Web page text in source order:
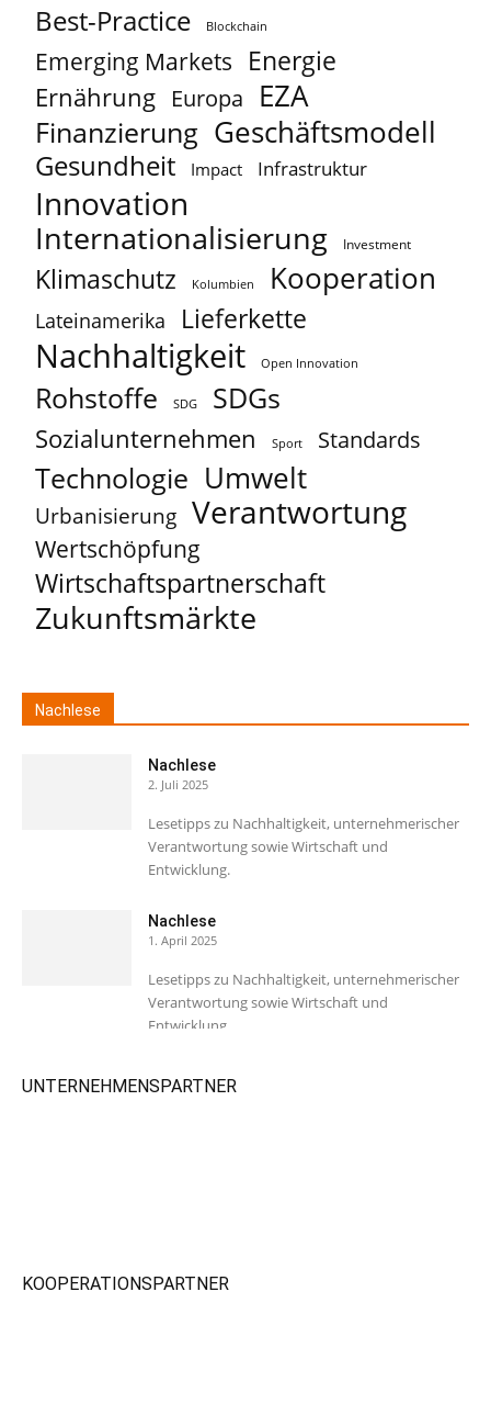
Best-Practice Blockchain
Emerging Markets Energie
Ernährung Europa EZA
Finanzierung Geschäftsmodell
Gesundheit Impact Infrastruktur
Innovation
Internationalisierung Investment
Klimaschutz Kolumbien Kooperation
Lateinamerika Lieferkette
Nachhaltigkeit Open Innovation
Rohstoffe SDG SDGs
Sozialunternehmen Sport Standards
Technologie Umwelt
Urbanisierung Verantwortung
Wertschöpfung
Wirtschaftspartnerschaft
Zukunftsmärkte
Nachlese
Nachlese
2. Juli 2025
Lesetipps zu Nachhaltigkeit, unternehmerischer
Verantwortung sowie Wirtschaft und
Entwicklung.
Nachlese
1. April 2025
Lesetipps zu Nachhaltigkeit, unternehmerischer
Verantwortung sowie Wirtschaft und
Entwicklung.
UNTERNEHMENSPARTNER
KOOPERATIONSPARTNER